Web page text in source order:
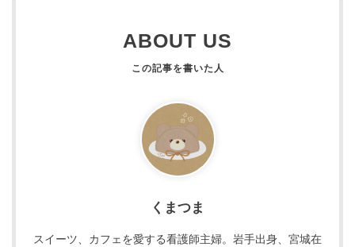
ABOUT US
くまつま
スイーツ、カフェを愛する看護師主婦。岩手出身、宮城在